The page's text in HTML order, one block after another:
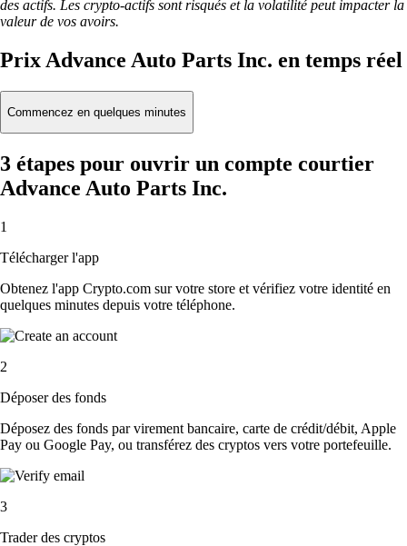
des actifs. Les crypto-actifs sont risqués et la volatilité peut impacter la
valeur de vos avoirs.
Prix Advance Auto Parts Inc. en temps réel
Commencez en quelques minutes
3 étapes pour ouvrir un compte courtier
Advance Auto Parts Inc.
1
Télécharger l'app
Obtenez l'app Crypto.com sur votre store et vérifiez votre identité en
quelques minutes depuis votre téléphone.
2
Déposer des fonds
Déposez des fonds par virement bancaire, carte de crédit/débit, Apple
Pay ou Google Pay, ou transférez des cryptos vers votre portefeuille.
3
Trader des cryptos